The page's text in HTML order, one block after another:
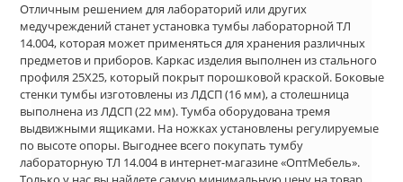
Отличным решением для лабораторий или других
медучреждений станет установка тумбы лабораторной ТЛ
14.004, которая может применяться для хранения различных
предметов и приборов. Каркас изделия выполнен из стального
профиля 25Х25, который покрыт порошковой краской. Боковые
стенки тумбы изготовлены из ЛДСП (16 мм), а столешница
выполнена из ЛДСП (22 мм). Тумба оборудована тремя
выдвижными ящиками. На ножках установлены регулируемые
по высоте опоры. Выгоднее всего покупать тумбу
лабораторную ТЛ 14.004 в интернет-магазине «ОптМебель».